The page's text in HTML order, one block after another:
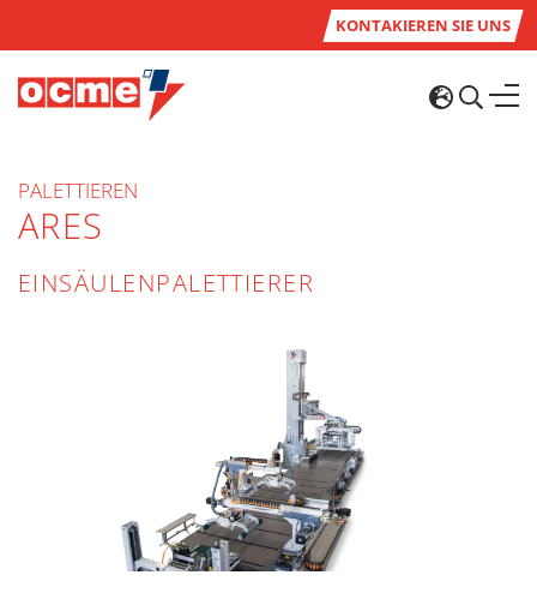
KONTAKIEREN SIE UNS
PALETTIEREN
ARES
EINSÄULENPALETTIERER